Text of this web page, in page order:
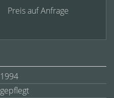
Preis auf Anfrage
1994
gepflegt